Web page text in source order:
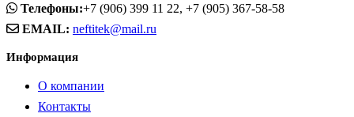
Телефоны:+7 (906) 399 11 22, +7 (905) 367-58-58
EMAIL: neftitek@mail.ru
Информация
О компании
Контакты